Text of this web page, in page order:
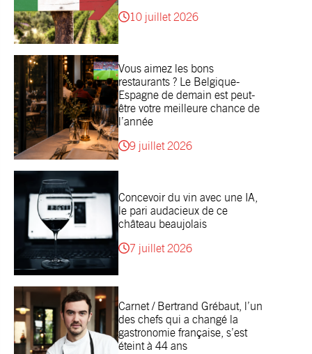
10 juillet 2026
Vous aimez les bons
restaurants ? Le Belgique-
Espagne de demain est peut-
être votre meilleure chance de
l’année
9 juillet 2026
Concevoir du vin avec une IA,
le pari audacieux de ce
château beaujolais
7 juillet 2026
Carnet / Bertrand Grébaut, l’un
des chefs qui a changé la
gastronomie française, s’est
éteint à 44 ans